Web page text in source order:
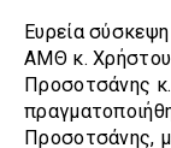
Ευρεία
ΑΜΘ κ. Χρήστου
Προσοτσάνης
Προσοτσάνης,